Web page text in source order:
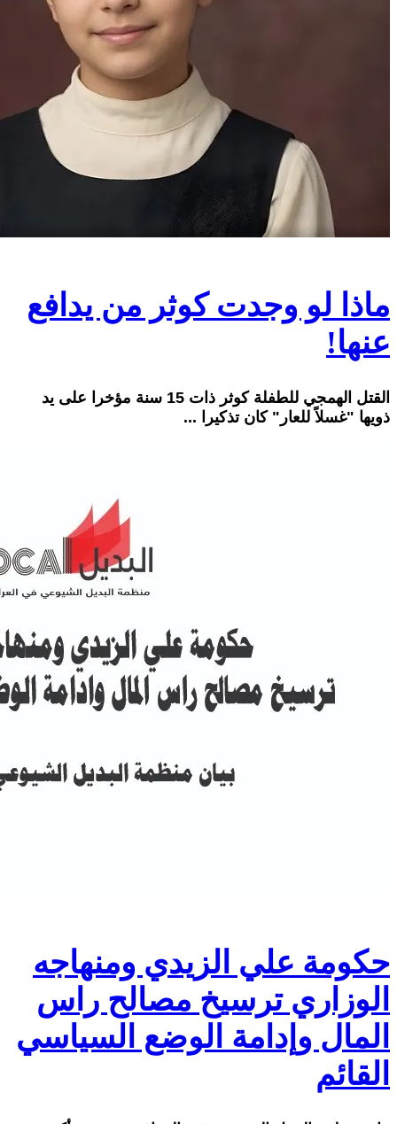
ماذا لو وجدت كوثر من يدافع
عنها!
القتل الهمجي للطفلة كوثر ذات 15 سنة مؤخرا على يد
ذويها "غسلاً للعار" كان تذكيرا ...
حكومة علي الزيدي ومنهاجه
الوزاري ترسيخ مصالح راس
المال وإدامة الوضع السياسي
القائم